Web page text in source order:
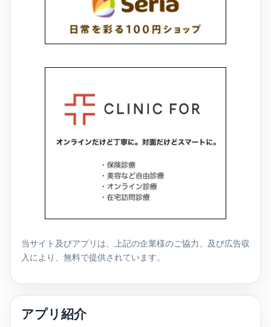
当サイト及びアプリは、上記の企業様のご協力、及び広告収
入により、無料で提供されています。
アプリ紹介